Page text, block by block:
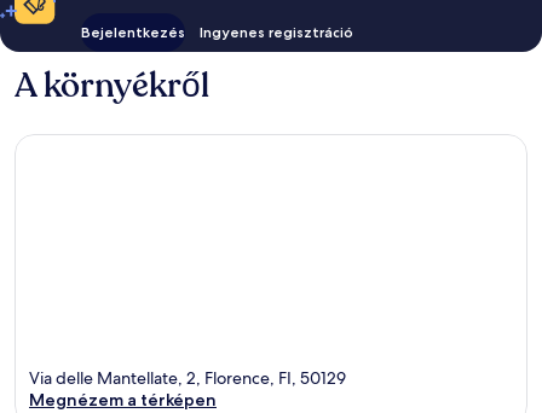
Bejelentkezés Ingyenes regisztráció
A környékről
Via delle Mantellate, 2, Florence, FI, 50129
Megnézem a térképen